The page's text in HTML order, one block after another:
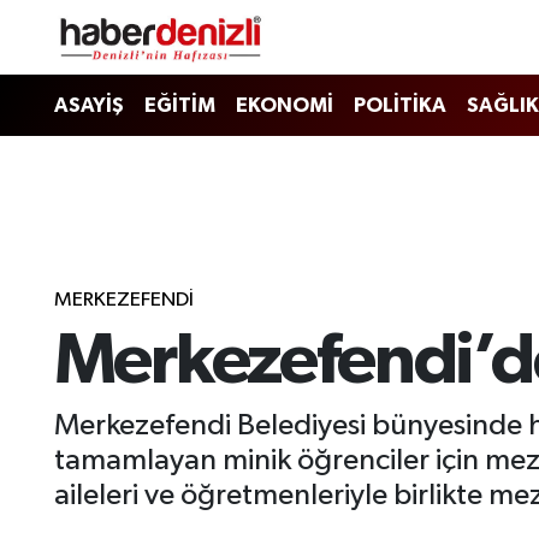
ASAYİŞ EĞİTİM EKONOMİ POLİTİKA SAĞLIK
MERKEZEFENDİ
Merkezefendi Belediyesi bünyesinde
tamamlayan minik öğrenciler için
aileleri ve öğretmenleriyle birlikte
Denizli Nöbetçi Eczaneler
Tüm Manşetler
Haber Arşivi